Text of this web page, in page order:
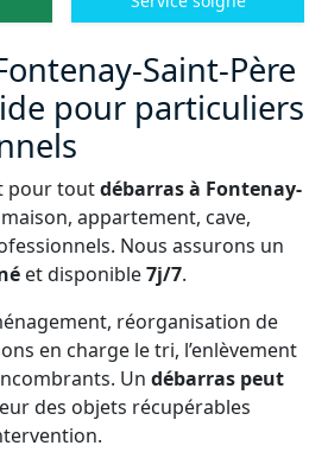
Saint-Père
pour particuliers
pour toutdébarras à Fontenay-
appartement, cave,
Nous assurons un
et disponible7j/7.
réorganisation de
en charge le tri, l’enlèvement
Un débarras peut
des objets récupérables